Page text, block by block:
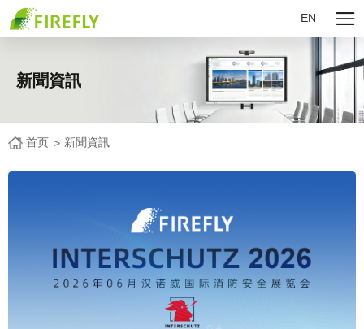
EN
新聞資訊
首页 新聞資訊